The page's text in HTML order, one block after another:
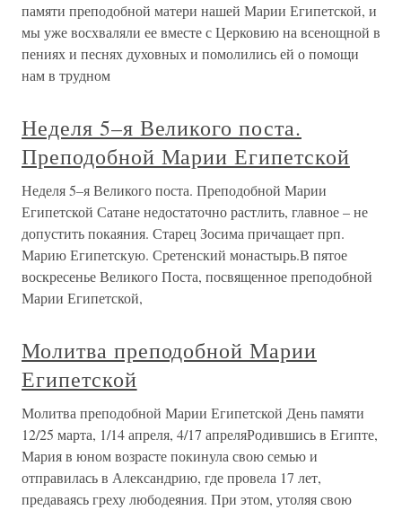
памяти преподобной матери нашей Марии Египетской, и
мы уже восхваляли ее вместе с Церковию на всенощной в
пениях и песнях духовных и помолились ей о помощи
нам в трудном
Неделя 5–я Великого поста.
Преподобной Марии Египетской
Неделя 5–я Великого поста. Преподобной Марии
Египетской Сатане недостаточно растлить, главное – не
допустить покаяния. Старец Зосима причащает прп.
Марию Египетскую. Сретенский монастырь.В пятое
воскресенье Великого Поста, посвященное преподобной
Марии Египетской,
Молитва преподобной Марии
Египетской
Молитва преподобной Марии Египетской День памяти
12/25 марта, 1/14 апреля, 4/17 апреляРодившись в Египте,
Мария в юном возрасте покинула свою семью и
отправилась в Александрию, где провела 17 лет,
предаваясь греху любодеяния. При этом, утоляя свою